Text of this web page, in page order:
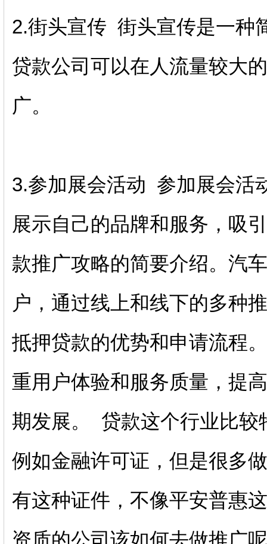
2.街头宣传 街头宣传是一种
贷款公司可以在人流量较大
广。
3.参加展会活动 参加展会活
展示自己的品牌和服务，吸
款推广攻略的简要介绍。汽
户，通过线上和线下的多种
抵押贷款的优势和申请流程
重用户体验和服务质量，提
期发展。 贷款这个行业比较
例如金融许可证，但是很多
有这种证件，不像平安普惠
资质的公司该如何去做推广